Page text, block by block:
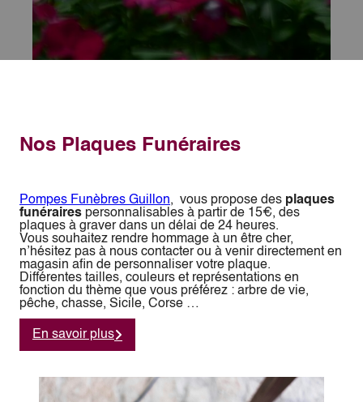
Nos Plaques Funéraires
Pompes Funèbres Guillon, vous propose des plaques
funéraires personnalisables à partir de 15€, des
plaques à graver dans un délai de 24 heures.
Vous souhaitez rendre hommage à un être cher,
n’hésitez pas à nous contacter ou à venir directement en
magasin afin de personnaliser votre plaque.
Différentes tailles, couleurs et représentations en
fonction du thème que vous préférez : arbre de vie,
pêche, chasse, Sicile, Corse …
En savoir plus